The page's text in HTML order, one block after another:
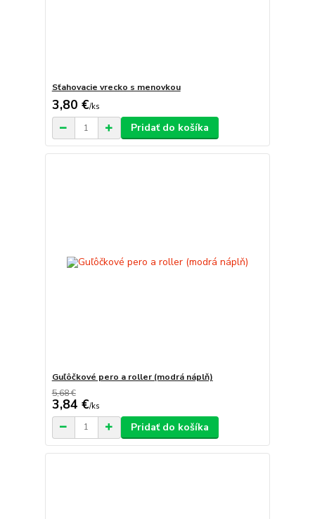
Sťahovacie vrecko s menovkou
3,80 €/ks
Pridať do košíka
Guľôčkové pero a roller (modrá náplň)
5,68 €
3,84 €/ks
Pridať do košíka